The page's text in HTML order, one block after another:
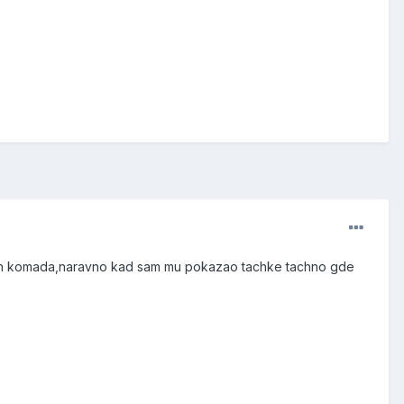
kad sam mu pokazao tachke tachno gde